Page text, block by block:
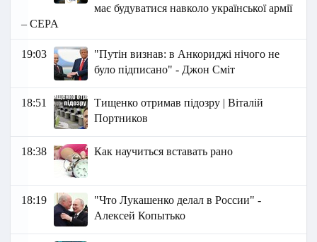
має будуватися навколо української армії
– CEPA
19:03
"Путін визнав: в Анкориджі нічого не
було підписано" - Джон Сміт
18:51
Тищенко отримав підозру | Віталій
Портников
18:38 Как научиться вставать рано
18:19
"Что Лукашенко делал в России" -
Алексей Копытько